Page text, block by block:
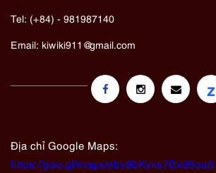
Tel: (+84) - 981987140
Email: kiwiki911@gmail.com
z
Địa chỉ Google Maps:
https://goo.gl/maps/eby8bKyks7Bx89oa6